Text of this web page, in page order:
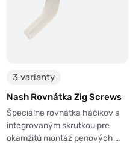
3 varianty
Nash Rovnátka Zig Screws
Špeciálne rovnátka háčikov s
integrovaným skrutkou pre
okamžitú montáž penových,…